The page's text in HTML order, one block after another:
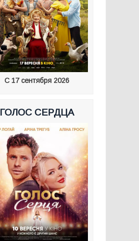
С 17 сентября 2026
ГОЛОС СЕРДЦА